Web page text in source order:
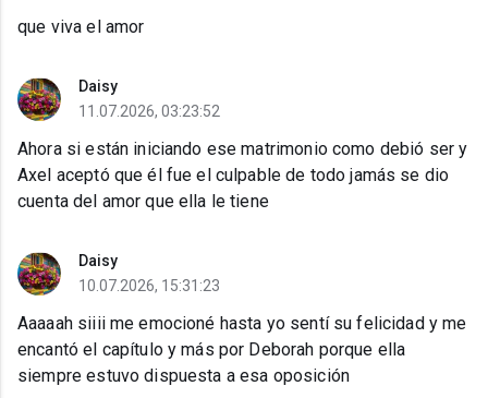
que viva el amor
Daisy
11.07.2026, 03:23:52
Ahora si están iniciando ese matrimonio como debió ser y
Axel aceptó que él fue el culpable de todo jamás se dio
cuenta del amor que ella le tiene
Daisy
10.07.2026, 15:31:23
Aaaaah siiii me emocioné hasta yo sentí su felicidad y me
encantó el capítulo y más por Deborah porque ella
siempre estuvo dispuesta a esa oposición